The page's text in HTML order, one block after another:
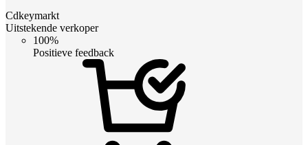
Cdkeymarkt
Uitstekende verkoper
100%
Positieve feedback